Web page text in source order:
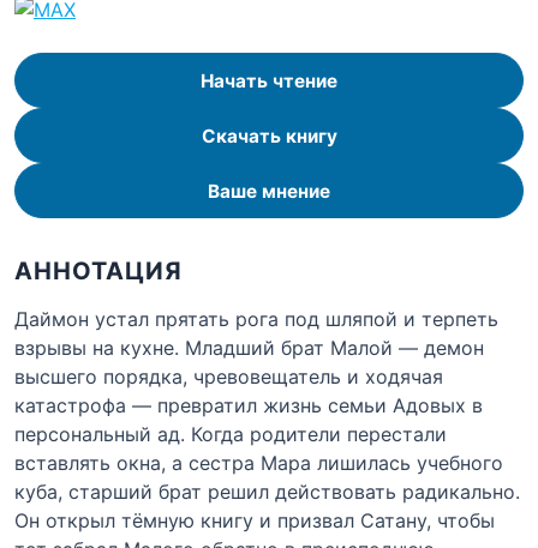
Начать чтение
Скачать книгу
Ваше мнение
АННОТАЦИЯ
Даймон устал прятать рога под шляпой и терпеть
взрывы на кухне. Младший брат Малой — демон
высшего порядка, чревовещатель и ходячая
катастрофа — превратил жизнь семьи Адовых в
персональный ад. Когда родители перестали
вставлять окна, а сестра Мара лишилась учебного
куба, старший брат решил действовать радикально.
Он открыл тёмную книгу и призвал Сатану, чтобы